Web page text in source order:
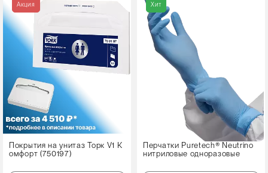
Акция
Покрытия на унитаз Торк V1 К
омфорт (750197)
Хит
Перчатки Puretech® Neutrino
нитриловые одноразовые